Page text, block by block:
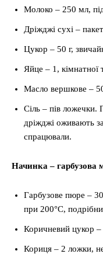
Молоко – 250 мл,
Дріжджі сухі –
Цукор – 50 г,
Яйце – 1, кімнатної
Масло вершкове –
Сіль – пів ложечки.
дріжджі оживають
спрацювали.
Начинка – гарбузова
Гарбузове пюре –
при 200°C,
Коричневий цукор –
Кориця – 2 ложки,